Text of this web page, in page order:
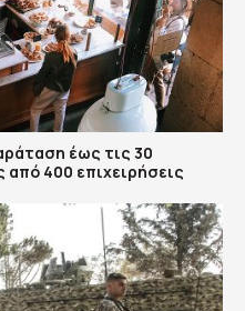
έως τις 30
400 επιχειρήσεις